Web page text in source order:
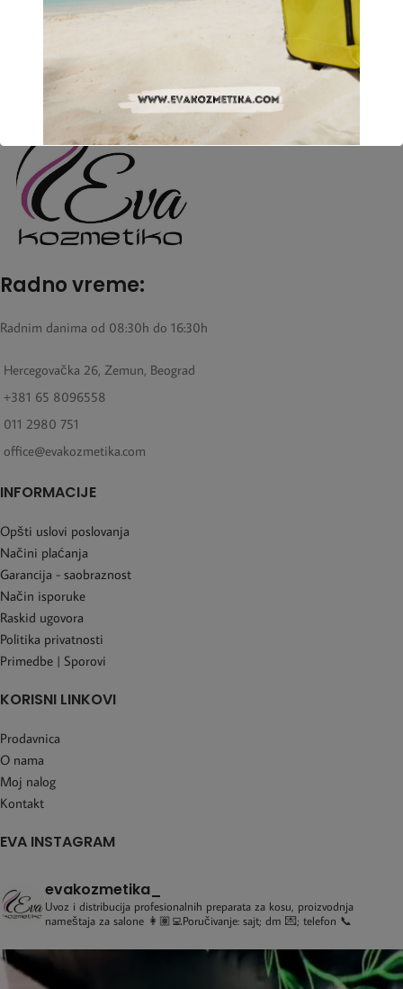
Radno vreme:
Radnim danima od 08:30h do 16:30h
Hercegovačka 26, Zemun, Beograd
+381 65 8096558
011 2980 751
office@evakozmetika.com
INFORMACIJE
Opšti uslovi poslovanja
Načini plaćanja
Garancija - saobraznost
Način isporuke
Raskid ugovora
Politika privatnosti
Primedbe | Sporovi
KORISNI LINKOVI
Prodavnica
O nama
Moj nalog
Kontakt
EVA INSTAGRAM
evakozmetika_
Uvoz i distribucija profesionalnih preparata za kosu, proizvodnja
nameštaja za salone 👩🏽‍💻Poručivanje: sajt; dm 💌; telefon 📞